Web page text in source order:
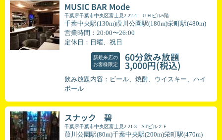
MUSIC BAR Mode
千葉県千葉市中央区富士見2-22-4 ＵＨビル5階
千葉中央駅(130m)葭川公園駅(180m)栄町駅(480m)
営業時間：20:00〜26:00
定休日：日曜、祝日
新規来店の
お客様限定
60分飲み放題
3,000円(税込)
飲み放題内容：ビール、焼酎、ウイスキー、ハイ
ボール
スナック 碧
千葉県千葉市中央区富士見2-21-3 STビル２Ｆ
葭川公園駅(80m)千葉中央駅(200m)栄町駅(470m)